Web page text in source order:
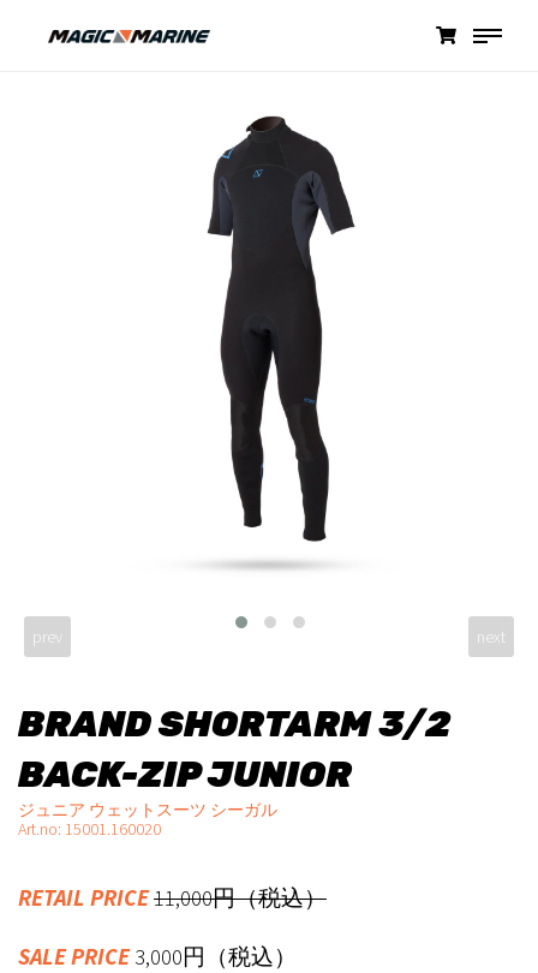
prev next
BRAND SHORTARM 3/2
BACK-ZIP JUNIOR
ジュニア ウェットスーツ シーガル
Art.no: 15001.160020
RETAIL PRICE11,000円（税込）
SALE PRICE3,000円（税込）